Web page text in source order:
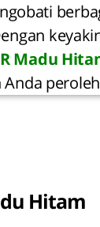
Madu
Hitam